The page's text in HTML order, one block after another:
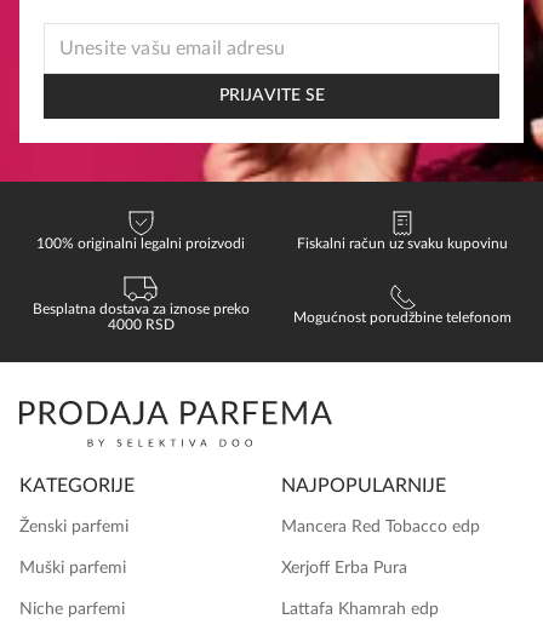
EMAIL
PRIJAVITE SE
100% originalni legalni proizvodi Fiskalni račun uz svaku kupovinu
Besplatna dostava za iznose preko
4000 RSD
Mogućnost porudžbine telefonom
KATEGORIJE
Ženski parfemi
Muški parfemi
Niche parfemi
NAJPOPULARNIJE
Mancera Red Tobacco edp
Xerjoff Erba Pura
Lattafa Khamrah edp